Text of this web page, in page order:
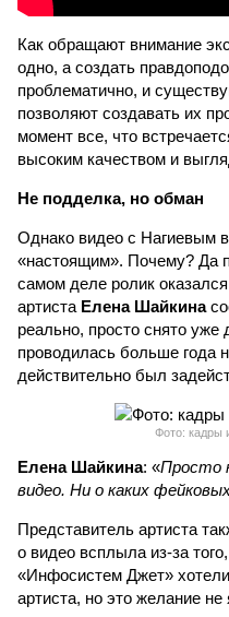
Как обращают внимание
одно, а создать
проблематично, и
позволяют создавать их
момент все, что
высоким качеством и
Не подделка, но обман
Однако видео с Нагиевым
«настоящим». Почему? Да
самом деле ролик
артиста Елена Шайкина
реально, просто снято уже
проводилась больше года
действительно был
Фото: кадры
Елена Шайкина: «Просто
видео. Ни о каких
Представитель артиста
о видео всплыла из-за
«Инфосистем Джет»
артиста, но это желание